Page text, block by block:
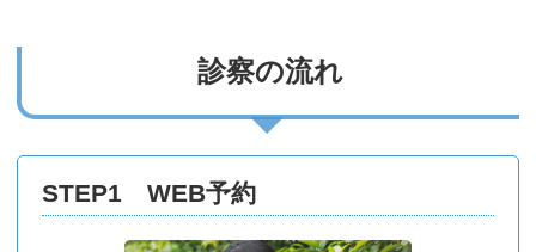
診察の流れ
STEP1 WEB予約